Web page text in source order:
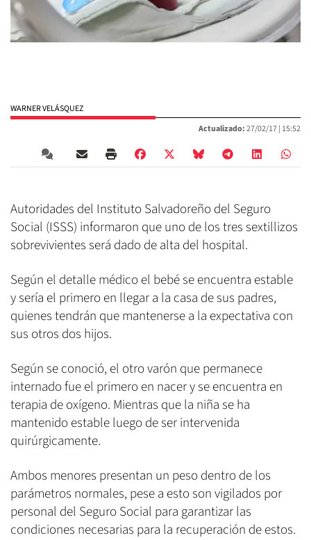
WARNER VELÁSQUEZ
Actualizado:27/02/17 | 15:52
Autoridades del Instituto Salvadoreño del Seguro
Social (ISSS) informaron que uno de los tres sextillizos
sobrevivientes será dado de alta del hospital.
Según el detalle médico el bebé se encuentra estable
y sería el primero en llegar a la casa de sus padres,
quienes tendrán que mantenerse a la expectativa con
sus otros dos hijos.
Según se conoció, el otro varón que permanece
internado fue el primero en nacer y se encuentra en
terapia de oxígeno. Mientras que la niña se ha
mantenido estable luego de ser intervenida
quirúrgicamente.
Ambos menores presentan un peso dentro de los
parámetros normales, pese a esto son vigilados por
personal del Seguro Social para garantizar las
condiciones necesarias para la recuperación de estos.